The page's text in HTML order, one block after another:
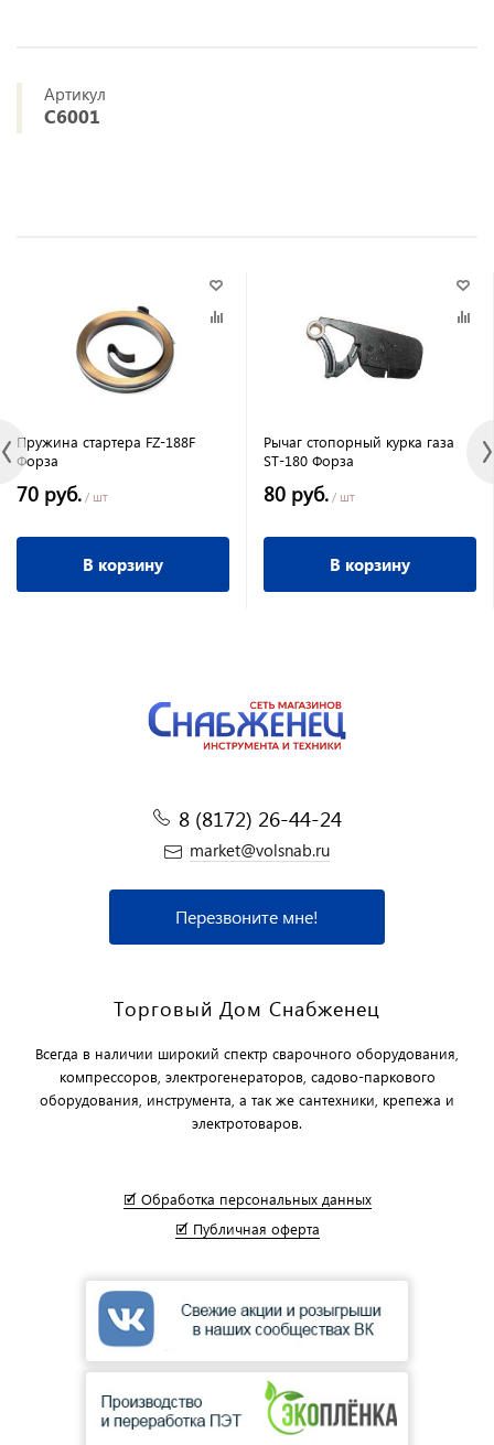
Артикул
C6001
Пружина стартера FZ-188F
Форза
70 руб. / шт
В корзину
Рычаг стопорный курка газа
ST-180 Форза
80 руб. / шт
В корзину
8 (8172) 26-44-24
market@volsnab.ru
Перезвоните мне!
Торговый Дом Снабженец
Всегда в наличии широкий спектр сварочного оборудования,
компрессоров, электрогенераторов, садово-паркового
оборудования, инструмента, а так же сантехники, крепежа и
электротоваров.
🗹 Обработка персональных данных
🗹 Публичная оферта